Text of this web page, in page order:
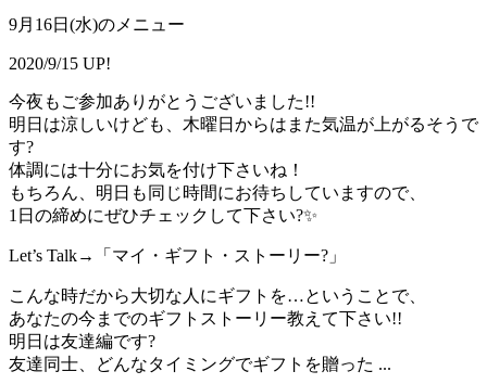
9月16日(水)のメニュー
2020/9/15 UP!
今夜もご参加ありがとうございました!!
明日は涼しいけども、木曜日からはまた気温が上がるそうで
す?
体調には十分にお気を付け下さいね！
もちろん、明日も同じ時間にお待ちしていますので、
1日の締めにぜひチェックして下さい?✨
Let’s Talk→「マイ・ギフト・ストーリー?」
こんな時だから大切な人にギフトを…ということで、
あなたの今までのギフトストーリー教えて下さい!!
明日は友達編です?
友達同士、どんなタイミングでギフトを贈った ...